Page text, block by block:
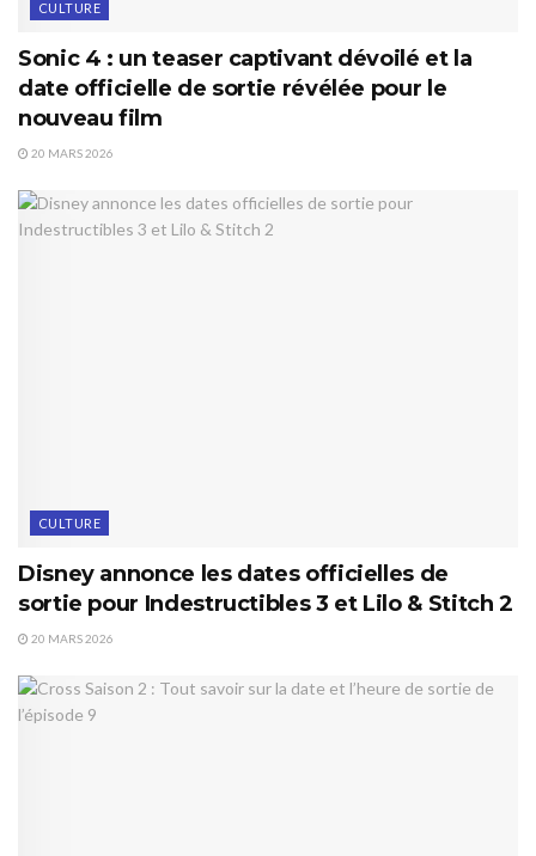
CULTURE
Sonic 4 : un teaser captivant dévoilé et la
date officielle de sortie révélée pour le
nouveau film
20 MARS 2026
CULTURE
Disney annonce les dates officielles de
sortie pour Indestructibles 3 et Lilo & Stitch 2
20 MARS 2026